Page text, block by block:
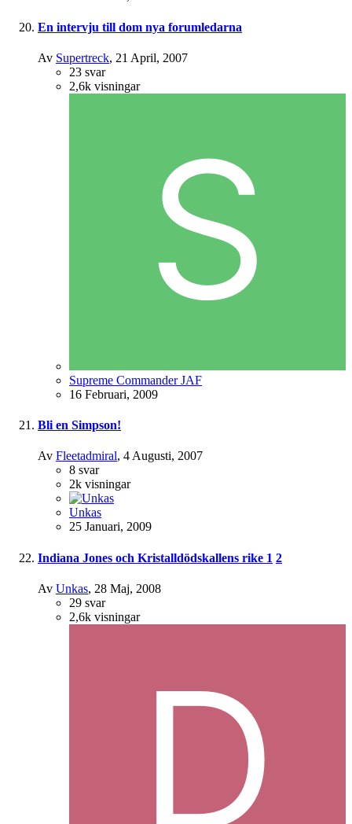
En intervju till dom nya forumledarna
Av Supertreck, 21 April, 2007
23 svar
2,6k visningar
Supreme Commander JAF
16 Februari, 2009
Bli en Simpson!
Av Fleetadmiral, 4 Augusti, 2007
8 svar
2k visningar
Unkas
25 Januari, 2009
Indiana Jones och Kristalldödskallens rike 1 2
Av Unkas, 28 Maj, 2008
29 svar
2,6k visningar